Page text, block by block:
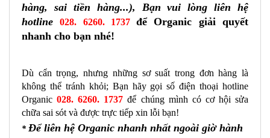
hàng, sai tiền hàng...), Bạn vui lòng liên hệ
hotline028. 6260. 1737để Organic giải quyết
nhanh cho bạn nhé!
Dù cẩn trọng, nhưng những sơ suất trong đơn hàng là
không thể tránh khỏi; Bạn hãy gọi số điện thoại hotline
Organic 028. 6260. 1737để chúng mình có cơ hội sửa
chữa sai sót và được trực tiếp xin lỗi bạn!
* Để liên hệ Organic nhanh nhất ngoài giờ hành